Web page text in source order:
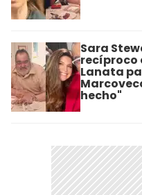
Sara
recíproco
Lanata
hecho"